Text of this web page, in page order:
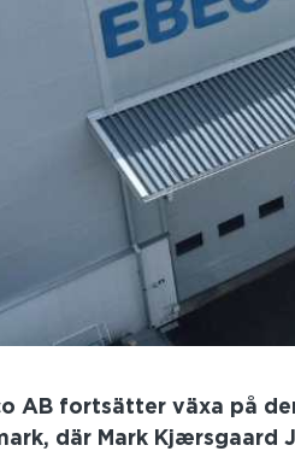
AB fortsätter växa på
där Mark